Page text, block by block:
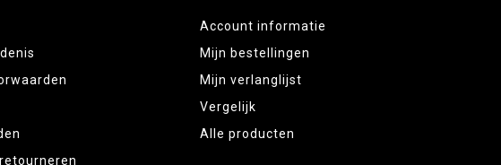
Account informatie
Mijn bestellingen
Mijn verlanglijst
Vergelijk
Alle producten